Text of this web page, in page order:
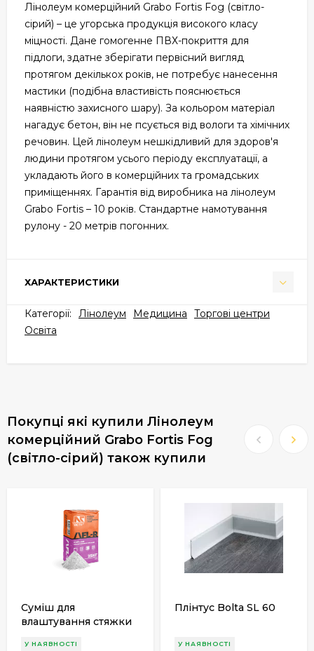
Лінолеум комерційний Grabo Fortis Fog (світло-
сірий) – це угорська продукція високого класу
міцності. Дане гомогенне ПВХ-покриття для
підлоги, здатне зберігати первісний вигляд
протягом декількох років, не потребує нанесення
мастики (подібна властивість пояснюється
наявністю захисного шару). За кольором матеріал
нагадує бетон, він не псується від вологи та хімічних
речовин. Цей лінолеум нешкідливий для здоров'я
людини протягом усього періоду експлуатації, а
укладають його в комерційних та громадських
приміщеннях. Гарантія від виробника на лінолеум
Grabo Fortis – 10 років. Стандартне намотування
рулону - 20 метрів погонних.
ХАРАКТЕРИСТИКИ
Категорії: Лінолеум Медицина
Торгові центри
Освіта
Покупці які купили Лінолеум
комерційний Grabo Fortis Fog
(світло-сірий) також купили
Суміш для
влаштування стяжки
У НАЯВНОСТІ
Плінтус Bolta SL 60
У НАЯВНОСТІ